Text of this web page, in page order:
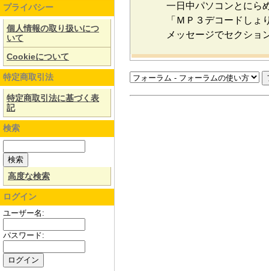
プライバシー
個人情報の取り扱いにつ
いて
Cookieについて
特定商取引法
特定商取引法に基づく表
記
検索
高度な検索
ログイン
ユーザー名:
パスワード:
一日中パソコンとにら
「ＭＰ３デコードし
メッセージでセクショ